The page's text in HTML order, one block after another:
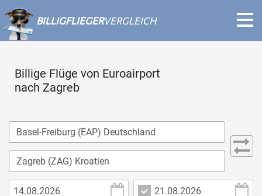
BILLIGFLIEGERVERGLEICH
Billige Flüge von Euroairport
nach Zagreb